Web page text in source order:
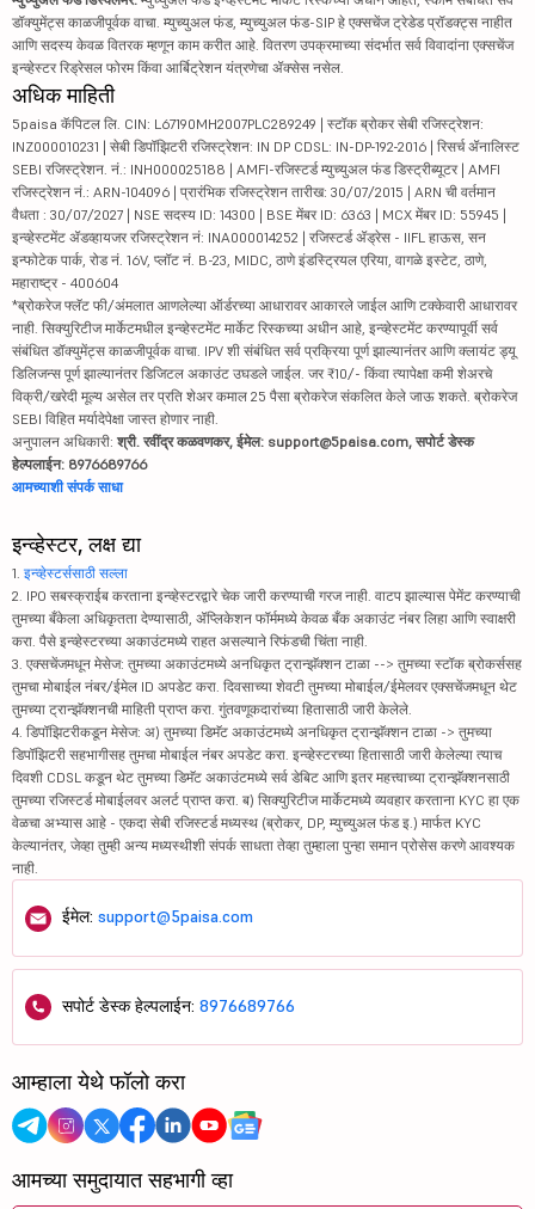
डॉक्युमेंट्स काळजीपूर्वक वाचा. म्युच्युअल फंड, म्युच्युअल फंड-SIP हे एक्सचेंज ट्रेडेड प्रॉडक्ट्स नाहीत
आणि सदस्य केवळ वितरक म्हणून काम करीत आहे. वितरण उपक्रमाच्या संदर्भात सर्व विवादांना एक्सचेंज
इन्व्हेस्टर रिड्रेसल फोरम किंवा आर्बिट्रेशन यंत्रणेचा ॲक्सेस नसेल.
अधिक माहिती
5paisa कॅपिटल लि. CIN: L67190MH2007PLC289249 | स्टॉक ब्रोकर सेबी रजिस्ट्रेशन:
INZ000010231 | सेबी डिपॉझिटरी रजिस्ट्रेशन: IN DP CDSL: IN-DP-192-2016 | रिसर्च ॲनालिस्ट
SEBI रजिस्ट्रेशन. नं.: INH000025188 | AMFI-रजिस्टर्ड म्युच्युअल फंड डिस्ट्रीब्यूटर | AMFI
रजिस्ट्रेशन नं.: ARN-104096 | प्रारंभिक रजिस्ट्रेशन तारीख: 30/07/2015 | ARN ची वर्तमान
वैधता : 30/07/2027 | NSE सदस्य ID: 14300 | BSE मेंबर ID: 6363 | MCX मेंबर ID: 55945 |
इन्व्हेस्टमेंट ॲडव्हायजर रजिस्ट्रेशन नं: INA000014252 | रजिस्टर्ड ॲड्रेस - IIFL हाऊस, सन
इन्फोटेक पार्क, रोड नं. 16V, प्लॉट नं. B-23, MIDC, ठाणे इंडस्ट्रियल एरिया, वागळे इस्टेट, ठाणे,
महाराष्ट्र - 400604
*ब्रोकरेज फ्लॅट फी/अंमलात आणलेल्या ऑर्डरच्या आधारावर आकारले जाईल आणि टक्केवारी आधारावर
नाही. सिक्युरिटीज मार्केटमधील इन्व्हेस्टमेंट मार्केट रिस्कच्या अधीन आहे, इन्व्हेस्टमेंट करण्यापूर्वी सर्व
संबंधित डॉक्युमेंट्स काळजीपूर्वक वाचा. IPV शी संबंधित सर्व प्रक्रिया पूर्ण झाल्यानंतर आणि क्लायंट ड्यू
डिलिजन्स पूर्ण झाल्यानंतर डिजिटल अकाउंट उघडले जाईल. जर ₹10/- किंवा त्यापेक्षा कमी शेअरचे
विक्री/खरेदी मूल्य असेल तर प्रति शेअर कमाल 25 पैसा ब्रोकरेज संकलित केले जाऊ शकते. ब्रोकरेज
SEBI विहित मर्यादेपेक्षा जास्त होणार नाही.
अनुपालन अधिकारी: श्री. रवींद्र कळवणकर, ईमेल: support@5paisa.com, सपोर्ट डेस्क
हेल्पलाईन: 8976689766
आमच्याशी संपर्क साधा
इन्व्हेस्टर, लक्ष द्या
1. इन्व्हेस्टर्ससाठी सल्ला
2. IPO सबस्क्राईब करताना इन्व्हेस्टरद्वारे चेक जारी करण्याची गरज नाही. वाटप झाल्यास पेमेंट करण्याची
तुमच्या बँकेला अधिकृतता देण्यासाठी, ॲप्लिकेशन फॉर्ममध्ये केवळ बँक अकाउंट नंबर लिहा आणि स्वाक्षरी
करा. पैसे इन्व्हेस्टरच्या अकाउंटमध्ये राहत असल्याने रिफंडची चिंता नाही.
3. एक्सचेंजमधून मेसेज: तुमच्या अकाउंटमध्ये अनधिकृत ट्रान्झॅक्शन टाळा --> तुमच्या स्टॉक ब्रोकर्ससह
तुमचा मोबाईल नंबर/ईमेल ID अपडेट करा. दिवसाच्या शेवटी तुमच्या मोबाईल/ईमेलवर एक्सचेंजमधून थेट
तुमच्या ट्रान्झॅक्शनची माहिती प्राप्त करा. गुंतवणूकदारांच्या हितासाठी जारी केलेले.
4. डिपॉझिटरीकडून मेसेज: अ) तुमच्या डिमॅट अकाउंटमध्ये अनधिकृत ट्रान्झॅक्शन टाळा -> तुमच्या
डिपॉझिटरी सहभागीसह तुमचा मोबाईल नंबर अपडेट करा. इन्व्हेस्टरच्या हितासाठी जारी केलेल्या त्याच
दिवशी CDSL कडून थेट तुमच्या डिमॅट अकाउंटमध्ये सर्व डेबिट आणि इतर महत्त्वाच्या ट्रान्झॅक्शनसाठी
तुमच्या रजिस्टर्ड मोबाईलवर अलर्ट प्राप्त करा. ब) सिक्युरिटीज मार्केटमध्ये व्यवहार करताना KYC हा एक
वेळचा अभ्यास आहे - एकदा सेबी रजिस्टर्ड मध्यस्थ (ब्रोकर, DP, म्युच्युअल फंड इ.) मार्फत KYC
केल्यानंतर, जेव्हा तुम्ही अन्य मध्यस्थीशी संपर्क साधता तेव्हा तुम्हाला पुन्हा समान प्रोसेस करणे आवश्यक
नाही.
ईमेल: support@5paisa.com
सपोर्ट डेस्क हेल्पलाईन: 8976689766
आम्हाला येथे फॉलो करा
आमच्या समुदायात सहभागी व्हा